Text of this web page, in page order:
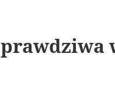
prawdziwa